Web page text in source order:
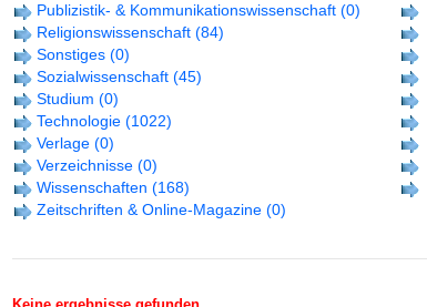
Publizistik- & Kommunikationswissenschaft (0)
Religionswissenschaft (84)
Sonstiges (0)
Sozialwissenschaft (45)
Studium (0)
Technologie (1022)
Verlage (0)
Verzeichnisse (0)
Wissenschaften (168)
Zeitschriften & Online-Magazine (0)